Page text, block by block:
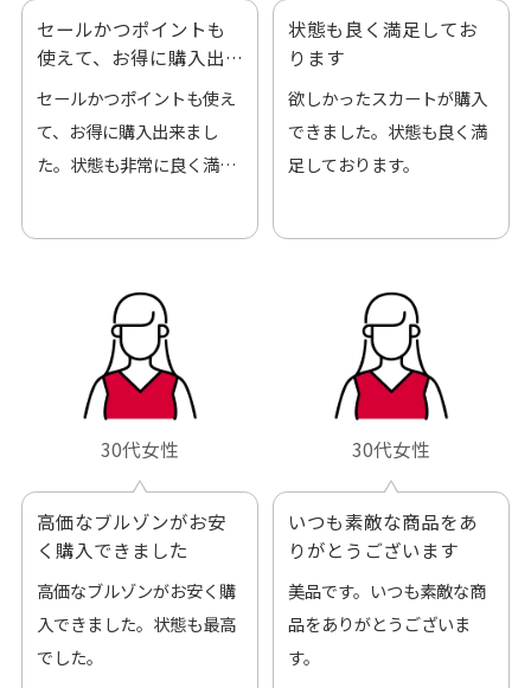
セールかつポイントも
使えて、お得に購入出
来ました
セールかつポイントも使え
て、お得に購入出来まし
た。状態も非常に良く満足
状態も良く満足してお
ります
欲しかったスカートが購入
できました。状態も良く満
足しております。
30代女性
高価なブルゾンがお安
く購入できました
高価なブルゾンがお安く購
入できました。状態も最高
でした。
30代女性
いつも素敵な商品をあ
りがとうございます
美品です。いつも素敵な商
品をありがとうございま
す。